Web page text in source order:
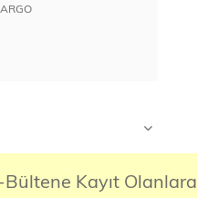
Bültene Kayıt Olanlara